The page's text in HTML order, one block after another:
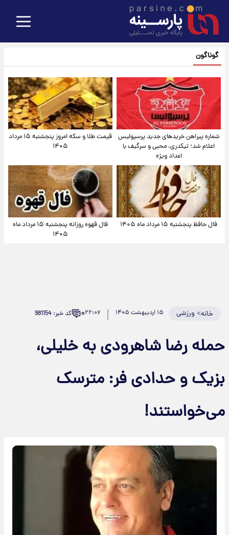
گوناگون
شماره پیراهن خریدهای جدید پرسپولیس
اعلام شد؛ تیکدری، محبی و سرگیف با
اعداد ویژه
قیمت طلا و سکه امروز پنجشنبه ۱۵ مرداد
۱۴۰۵
فال حافظ پنجشنبه ۱۵ مرداد ماه ۱۴۰۵
فال قهوه روزانه پنجشنبه ۱۵ مرداد ماه
۱۴۰۵
خانه> ورزشی ۱۵ اردیبهشت ۱۴۰۵ ۲۲:۰۶۰ کد خبر: 981154
حمله رضا شاهرودی به خلیلی،
بزیک و حدادی فر: مترسک
می‌خواستند!